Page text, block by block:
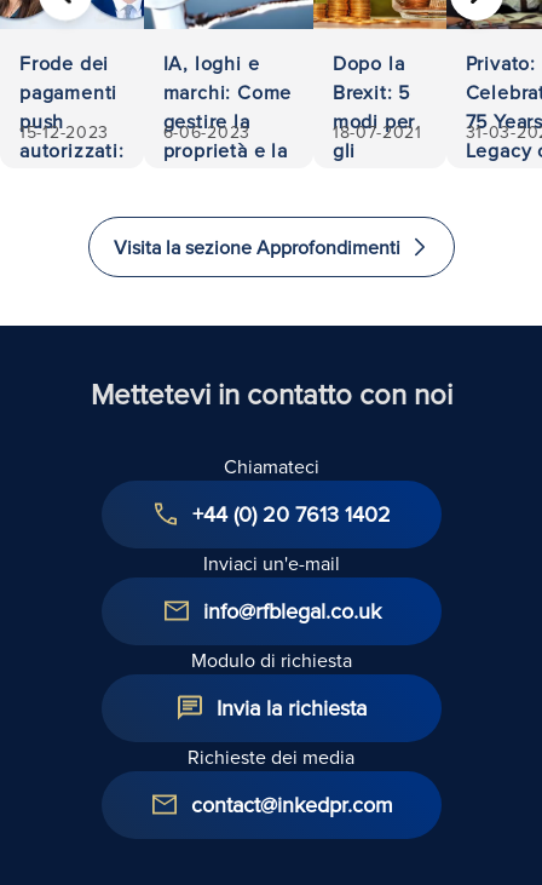
Frode dei
pagamenti
push
autorizzati:
recuperati
15-12-2023
IA, loghi e
marchi: Come
gestire la
proprietà e la
6-06-2023
Dopo la
Brexit: 5
modi per
gli
investire
nel
Unito
18-07-2021
Privato:
75
Legacy
31-03-
Visita la sezione Approfondimenti
Mettetevi in contatto con noi
Chiamateci
+44 (0) 20 7613 1402
Inviaci un'e-mail
info@rfblegal.co.uk
Modulo di richiesta
Invia la richiesta
Richieste dei media
contact@inkedpr.com